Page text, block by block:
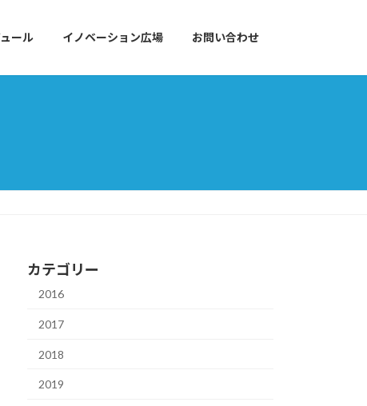
ール イノベーション広場 お問い合わせ
カテゴリー
2016
2017
2018
2019